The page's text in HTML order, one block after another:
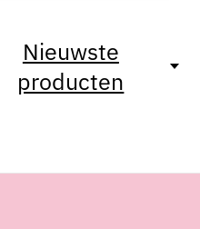
Nieuwste
producten